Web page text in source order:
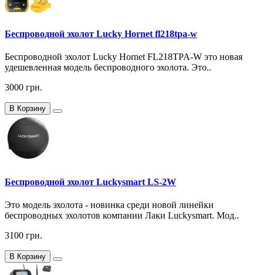
Беспроводной эхолот Lucky Hornet fl218tpa-w
Беспроводной эхолот Lucky Hornet FL218TPA-W это новая
удешевленная модель беспроводного эхолота. Это..
3000 грн.
В Корзину
Беспроводной эхолот Luckysmart LS-2W
Это модель эхолота - новинка среди новой линейки
беспроводных эхолотов компании Лаки Luckysmart. Мод..
3100 грн.
В Корзину